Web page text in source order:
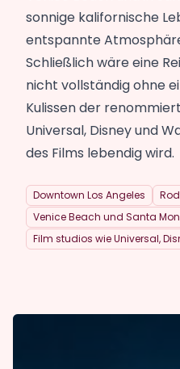
sonnige kalifornische
entspannte
Schließlich wäre eine
nicht vollständig ohne
Kulissen der
Universal, Disney und
des Films lebendig wird.
Downtown Los Angeles
Venice Beach und Santa
Film studios wie Universal,